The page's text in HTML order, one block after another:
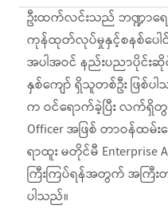
ဦးထက်လင်းသည် ဘဏ္ဍာရေ
ကုန်ထုတ်လုပ်မှုနှင့်စနစ်ပေါ
အပါအဝင် နည်းပညာပိုင်း
နှစ်ကျော် ရှိသူတစ်ဦး ဖြစ်
က ဝင်ရောက်ခဲ့ပြီး လက်ရှိတွင်
Officer အဖြစ် တာဝန်ထ
ရာထူး မတိုင်မီ Enterprise
ကြီးကြပ်ရန်အတွက် အကြီး
ပါသည်။